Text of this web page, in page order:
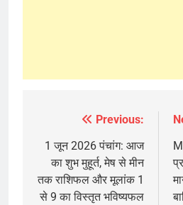
navigation
Previous:
1 जून 2026 पंचांग: आज
का शुभ मुहूर्त, मेष से मीन
तक राशिफल और मूलांक 1
से 9 का विस्तृत भविष्यफल